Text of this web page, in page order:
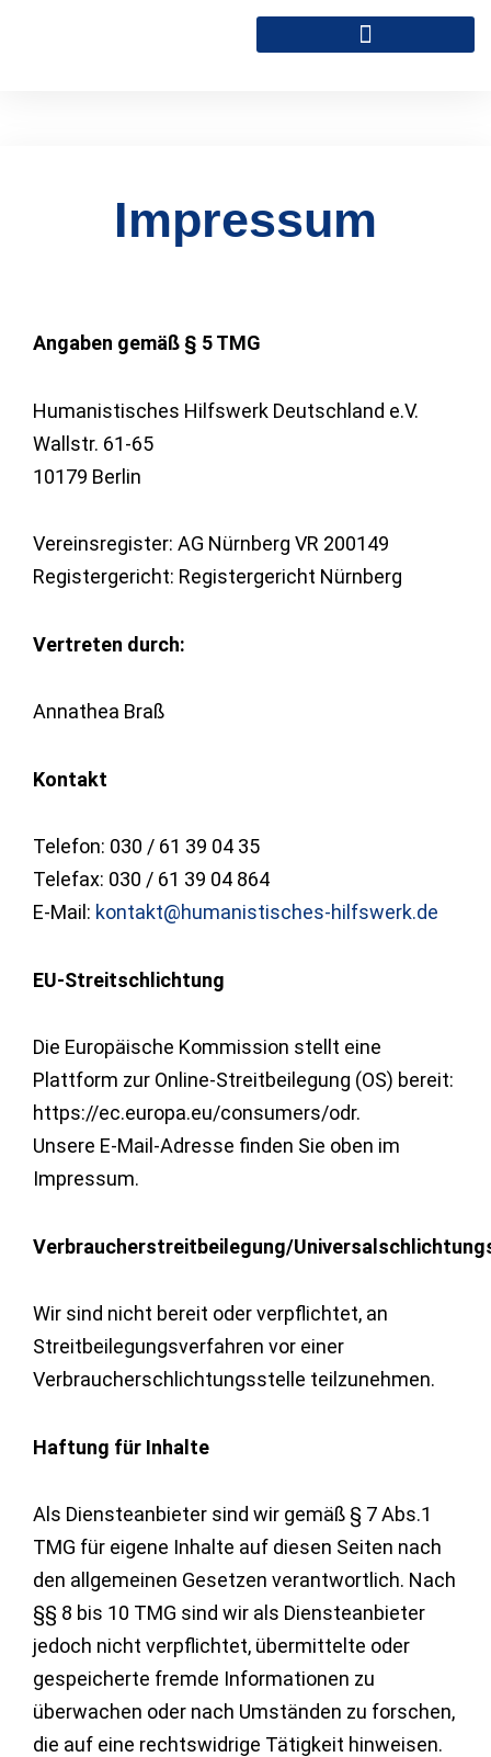
Impressum
Angaben gemäß § 5 TMG
Humanistisches Hilfswerk Deutschland e.V.
Wallstr. 61-65
10179 Berlin​
Vereinsregister: AG Nürnberg VR 200149
Registergericht: Registergericht Nürnberg
Vertreten durch:
Annathea Braß
Kontakt
Telefon: 030 / 61 39 04 35
Telefax: 030 / 61 39 04 864
E-Mail: kontakt@humanistisches-hilfswerk.de
EU-Streitschlichtung
Die Europäische Kommission stellt eine
Plattform zur Online-Streitbeilegung (OS) bereit:
https://ec.europa.eu/consumers/odr.
Unsere E-Mail-Adresse finden Sie oben im
Impressum.
Verbraucherstreitbeilegung/
Wir sind nicht bereit oder verpflichtet, an
Streitbeilegungsverfahren vor einer
Verbraucherschlichtungsstelle teilzunehmen.
Haftung für Inhalte
Als Diensteanbieter sind wir gemäß § 7 Abs.1
TMG für eigene Inhalte auf diesen Seiten nach
den allgemeinen Gesetzen verantwortlich. Nach
§§ 8 bis 10 TMG sind wir als Diensteanbieter
jedoch nicht verpflichtet, übermittelte oder
gespeicherte fremde Informationen zu
überwachen oder nach Umständen zu forschen,
die auf eine rechtswidrige Tätigkeit hinweisen.